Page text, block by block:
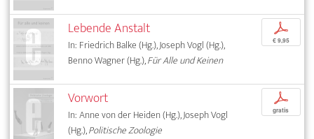
Lebende Anstalt
In: Friedrich Balke (Hg.), Joseph Vogl (Hg.),
Benno Wagner (Hg.),Für Alle und Keinen
p
€ 9,95
Vorwort
In: Anne von der Heiden (Hg.), Joseph Vogl
(Hg.),Politische Zoologie
p
gratis